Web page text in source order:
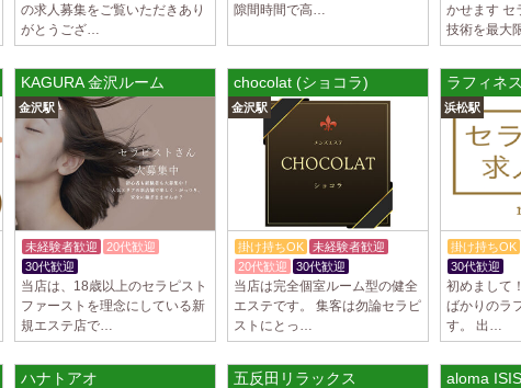
2025/03/28
大人の隠
る講習時の
トが講…
2025/03/28
大人の隠
る講習時
2025/03/28
aroma
セラピスト
上！！ 掛
の求人募集をご覧いただきあり
がとうござ…
隙間時間で高…
かせます セ
技術を最大
KAGURA 金沢ルーム
金沢駅
未経験者歓迎
20代歓迎
30代歓迎
当店は、18歳以上のセラピスト
ファーストを理念にしている新
規エステ店で…
chocolat (ショコラ)
金沢駅
掛け持ちOK
未経験者歓迎
20代歓迎
30代歓迎
当店は完全個室ルーム型の健全
エステです。 集客は勿論セラピ
ストにとっ…
ラフィネ
浜松駅
掛け持ちOK
30代歓迎
初めまして
ばかりのラ
す。 出…
ハナトアオ 五反田リラックス aloma